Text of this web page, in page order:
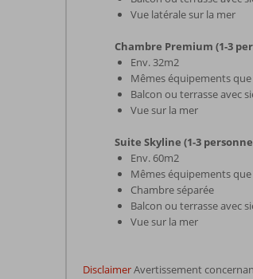
Vue latérale sur la mer
Chambre Premium (1-3
Env. 32m2
Mêmes équipements
Balcon ou terrasse avec
Vue sur la mer
Suite Skyline (1-3
Env. 60m2
Mêmes équipements
Chambre séparée
Balcon ou terrasse avec
Vue sur la mer
DisclaimerAvertissement